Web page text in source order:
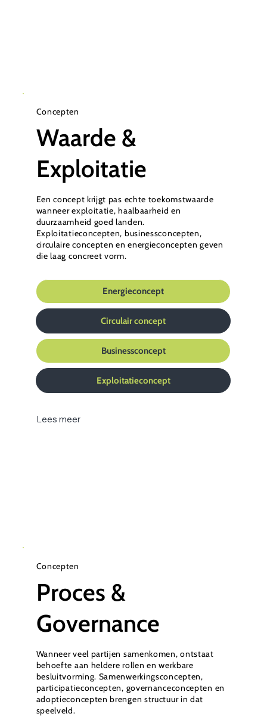
Concepten
Waarde &
Exploitatie
Een concept krijgt pas echte toekomstwaarde
wanneer exploitatie, haalbaarheid en
duurzaamheid goed landen.
Exploitatieconcepten, businessconcepten,
circulaire concepten en energieconcepten geven
die laag concreet vorm.
Energieconcept
Circulair concept
Businessconcept
Exploitatieconcept
Lees meer
Concepten
Proces &
Governance
Wanneer veel partijen samenkomen, ontstaat
behoefte aan heldere rollen en werkbare
besluitvorming. Samenwerkingsconcepten,
participatieconcepten, governanceconcepten en
adoptieconcepten brengen structuur in dat
speelveld.